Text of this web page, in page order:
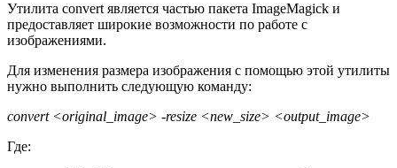
Утилита convert является частью пакета ImageMagick и
предоставляет широкие возможности по работе с
изображениями.
Для изменения размера изображения с помощью этой утилиты
нужно выполнить следующую команду:
convert <original_image> -resize <new_size> <output_image>
Где: